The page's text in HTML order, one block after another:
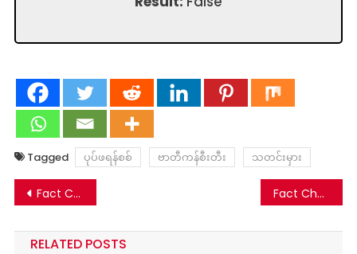
Tagged ပုပ်ဖရန်စစ် ဗာတီကန်စီးတီး သတင်းမှား
Post
navigation
Fact Check: လားရှိုးကို PDF ဝင်တိုက်လို့ စစ်ကောင်စီ ဗုံးကြဲတုန့်ပြန်ဆိုတဲ့ သတင်းတု Fact Check: NUG ကို အစိုးရအဖြစ် စစ်တပ်က လက်ခံရမည်လို့ တရုတ်ထုတ်ပြန်တဲ့ သတင်းတု
RELATED POSTS